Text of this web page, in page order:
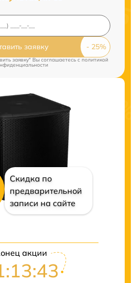
заявку
заявку" Вы соглашаетесь cполитикой
Скидка по
предварительной
записи на сайте
акции